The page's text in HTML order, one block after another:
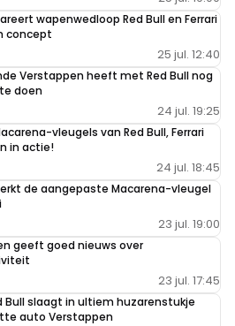
wapenwedloop Red Bull en Ferrari
concept
25 jul. 12:40
Verstappen heeft met Red Bull nog
doen
24 jul. 19:25
vleugels van Red Bull, Ferrari
in actie!
24 jul. 18:45
de aangepaste Macarena-vleugel
23 jul. 19:00
geeft goed nieuws over
23 jul. 17:45
Bull slaagt in ultiem huzarenstukje
auto Verstappen